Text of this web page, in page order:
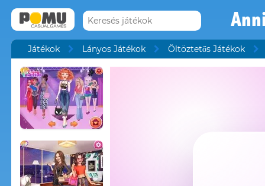
Játékok Lányos Játékok Öltöztetős Játékok